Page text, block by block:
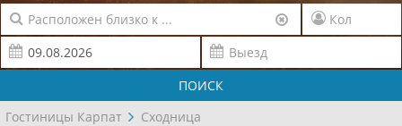
ПОИСК
Гостиницы Карпат
Сходница